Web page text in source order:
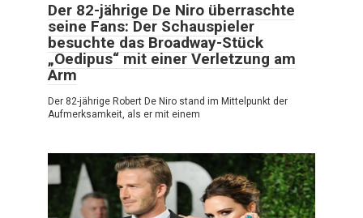
Der 82-jährige De Niro überraschte
seine Fans: Der Schauspieler
besuchte das Broadway-Stück
„Oedipus“ mit einer Verletzung am
Arm
Der 82-jährige Robert De Niro stand im Mittelpunkt der
Aufmerksamkeit, als er mit einem